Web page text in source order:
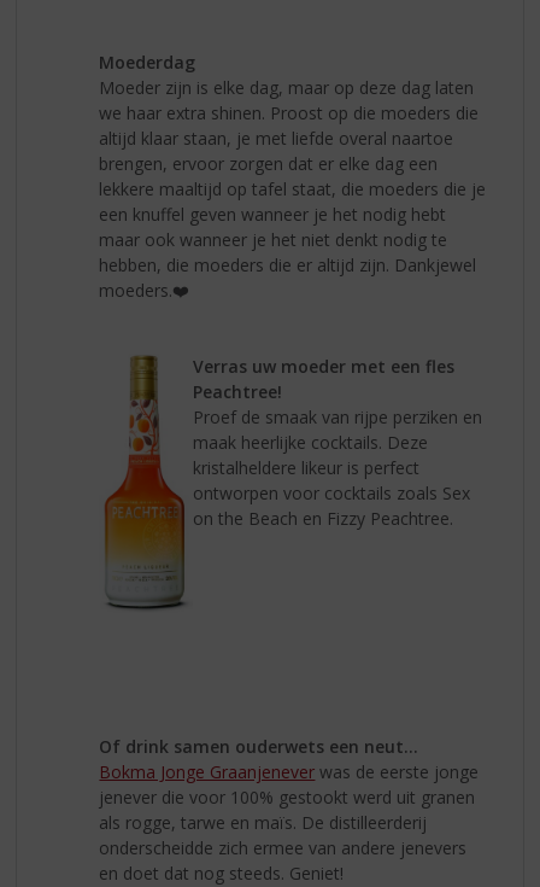
Moederdag
Moeder zijn is elke dag, maar op deze dag laten
we haar extra shinen. Proost op die moeders die
altijd klaar staan, je met liefde overal naartoe
brengen, ervoor zorgen dat er elke dag een
lekkere maaltijd op tafel staat, die moeders die je
een knuffel geven wanneer je het nodig hebt
maar ook wanneer je het niet denkt nodig te
hebben, die moeders die er altijd zijn. Dankjewel
moeders.❤️
Verras uw moeder met een fles
Peachtree!
Proef de smaak van rijpe perziken en
maak heerlijke cocktails. Deze
kristalheldere likeur is perfect
ontworpen voor cocktails zoals Sex
on the Beach en Fizzy Peachtree.
Of drink samen ouderwets een neut...
Bokma Jonge Graanjenever was de eerste jonge
jenever die voor 100% gestookt werd uit granen
als rogge, tarwe en maïs. De distilleerderij
onderscheidde zich ermee van andere jenevers
en doet dat nog steeds. Geniet!